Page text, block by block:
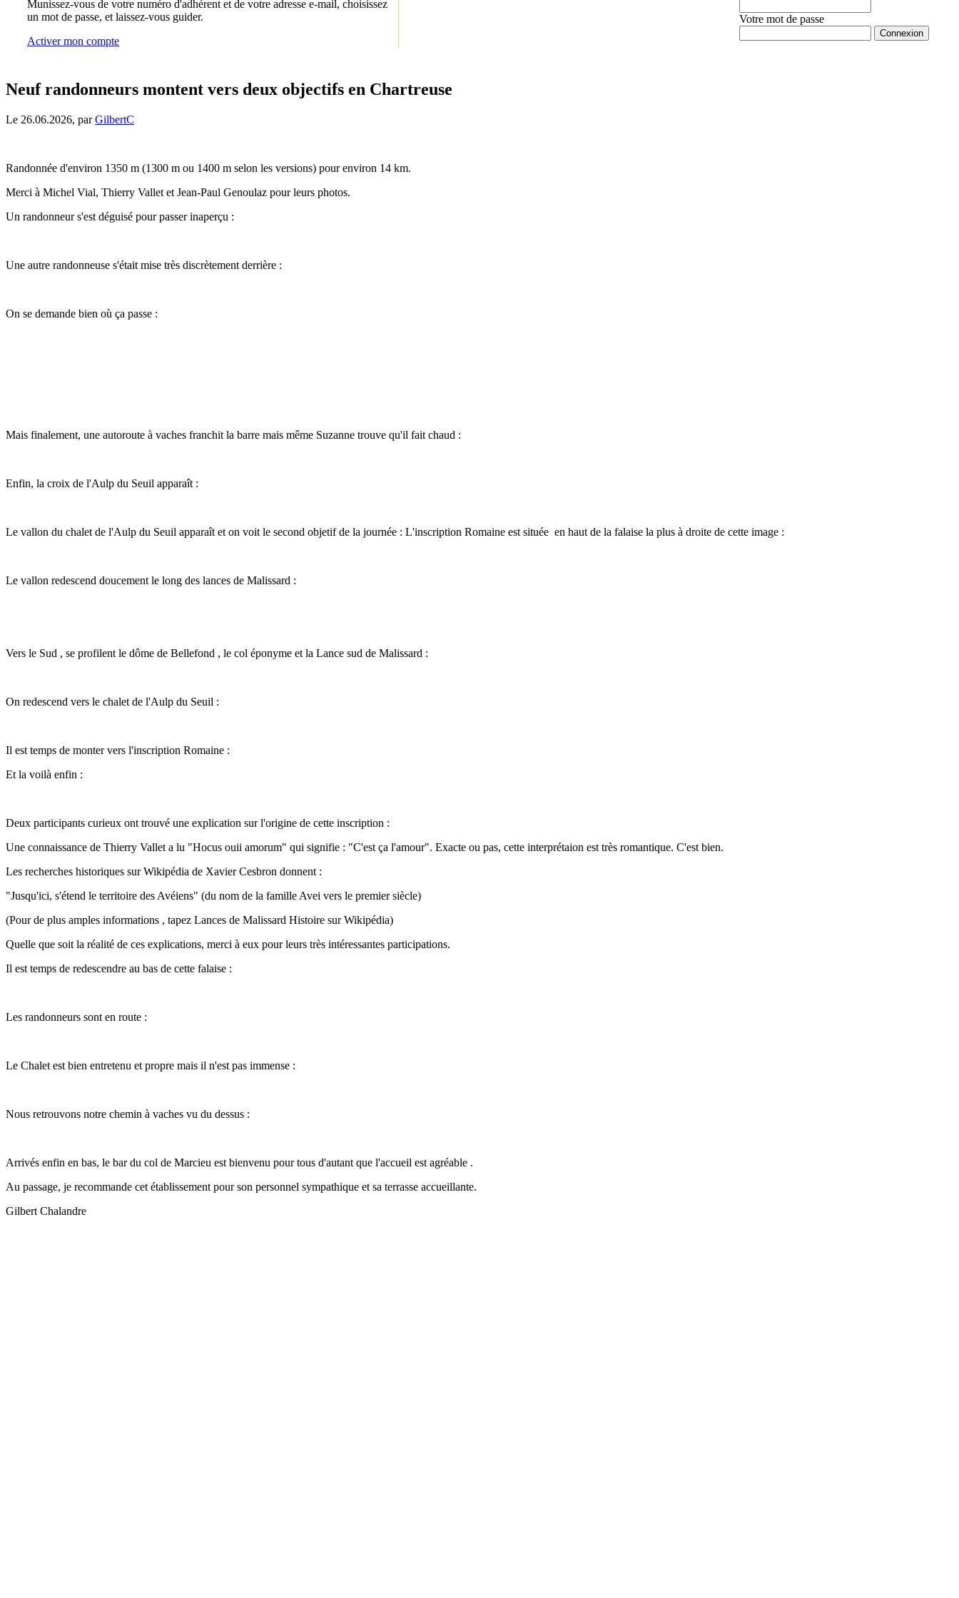
Munissez-vous de votre numéro d'adhérent et de votre adresse e-mail, choisissez
un mot de passe, et laissez-vous guider.
Activer mon compte
Votre mot de passe
Neuf randonneurs montent vers deux objectifs en Chartreuse
Le 26.06.2026, parGilbertC
Randonnée d'environ 1350 m (1300 m ou 1400 m selon les versions) pour environ 14 km.
Merci à Michel Vial, Thierry Vallet et Jean-Paul Genoulaz pour leurs photos.
Un randonneur s'est déguisé pour passer inaperçu :
Une autre randonneuse s'était mise très discrètement derrière :
On se demande bien où ça passe :
Mais finalement, une autoroute à vaches franchit la barre mais même Suzanne trouve qu'il fait chaud :
Enfin, la croix de l'Aulp du Seuil apparaît :
Le vallon du chalet de l'Aulp du Seuil apparaît et on voit le second objetif de la journée : L'inscription Romaine est située en haut de la falaise la plus à droite de cette image :
Le vallon redescend doucement le long des lances de Malissard :
Vers le Sud , se profilent le dôme de Bellefond , le col éponyme et la Lance sud de Malissard :
On redescend vers le chalet de l'Aulp du Seuil :
Il est temps de monter vers l'inscription Romaine :
Et la voilà enfin :
Deux participants curieux ont trouvé une explication sur l'origine de cette inscription :
Une connaissance de Thierry Vallet a lu "Hocus ouii amorum" qui signifie : "C'est ça l'amour". Exacte ou pas, cette interprétaion est très romantique. C'est bien.
Les recherches historiques sur Wikipédia de Xavier Cesbron donnent :
"Jusqu'ici, s'étend le territoire des Avéiens" (du nom de la famille Avei vers le premier siècle)
(Pour de plus amples informations , tapez Lances de Malissard Histoire sur Wikipédia)
Quelle que soit la réalité de ces explications, merci à eux pour leurs très intéressantes participations.
Il est temps de redescendre au bas de cette falaise :
Les randonneurs sont en route :
Le Chalet est bien entretenu et propre mais il n'est pas immense :
Nous retrouvons notre chemin à vaches vu du dessus :
Arrivés enfin en bas, le bar du col de Marcieu est bienvenu pour tous d'autant que l'accueil est agréable .
Au passage, je recommande cet établissement pour son personnel sympathique et sa terrasse accueillante.
Gilbert Chalandre